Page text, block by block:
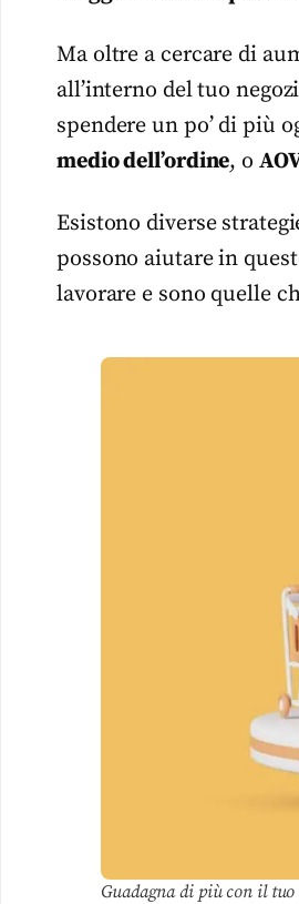
Ma oltre a cercare di
all’interno del tuo
spendere un po’ di più
medio dell’ordine, o
Esistono diverse
possono aiutare in
lavorare e sono quelle
Guadagna di più con il